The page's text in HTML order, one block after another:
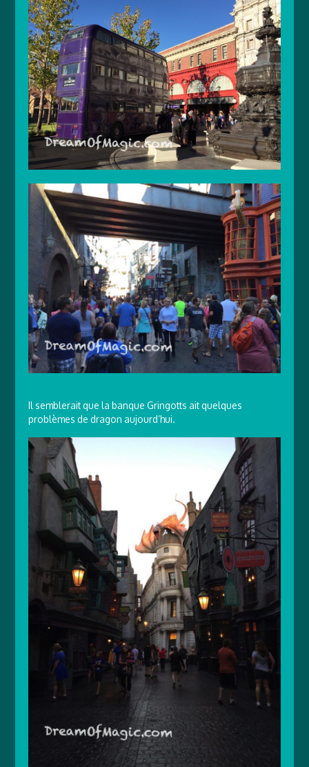
Il semblerait que la banque Gringotts ait quelques
problèmes de dragon aujourd’hui.